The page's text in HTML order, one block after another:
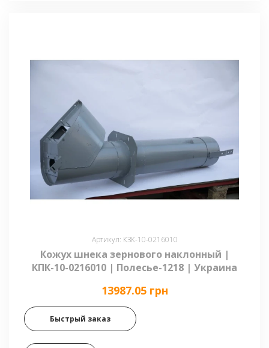
Артикул: КЗК-10-0216010
Кожух шнека зернового наклонный |
КПК-10-0216010 | Полесье-1218 | Украина
13987.05 грн
Быстрый заказ